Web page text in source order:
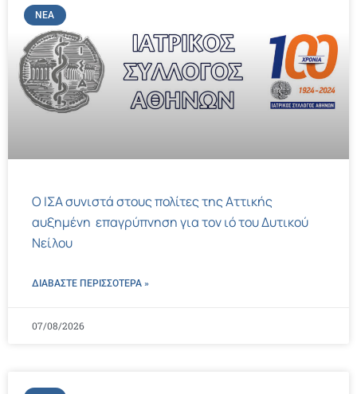
ΝΈΑ
Ο ΙΣΑ συνιστά στους πολίτες της Αττικής
αυξημένη επαγρύπνηση για τον ιό του Δυτικού
Νείλου
ΔΙΑΒΑΣΤΕ ΠΕΡΙΣΣΌΤΕΡΑ »
07/08/2026